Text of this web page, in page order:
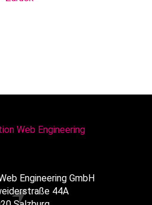
Engineering GmbH
44A